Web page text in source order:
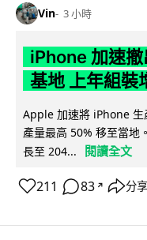
Vin 3 小時
iPhone 加速
基地 上年組
Apple 加速將 iPhone 生
產量最高 50% 移至當地
長至 204...
閱讀全文
211 83 ↗ 分享